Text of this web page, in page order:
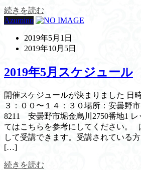
続きを読む
Azumino
2019年5月1日
2019年10月5日
2019年5月スケジュール
開催スケジュールが決まりました 日
３：００〜１４：３０場所：安曇野
8211 安曇野市堀金烏川2750番地1 レ
てはこちらを参考にしてください。
して受講できます。受講されている
[…]
続きを読む